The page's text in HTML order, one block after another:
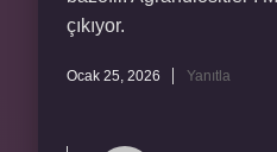
çıkıyor.
Ocak 25, 2026 Yanıtla